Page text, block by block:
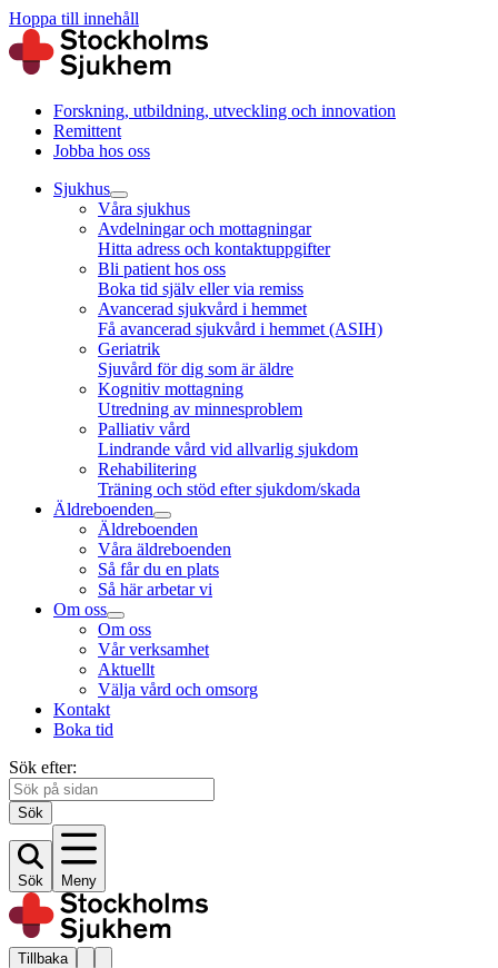
Hoppa till innehåll
Forskning, utbildning, utveckling och innovation
Remittent
Jobba hos oss
Sjukhus
Våra sjukhus
Avdelningar och mottagningar
Hitta adress och kontaktuppgifter
Bli patient hos oss
Boka tid själv eller via remiss
Avancerad sjukvård i hemmet
Få avancerad sjukvård i hemmet (ASIH)
Geriatrik
Sjuvård för dig som är äldre
Kognitiv mottagning
Utredning av minnesproblem
Palliativ vård
Lindrande vård vid allvarlig sjukdom
Rehabilitering
Träning och stöd efter sjukdom/skada
Äldreboenden
Äldreboenden
Våra äldreboenden
Så får du en plats
Så här arbetar vi
Om oss
Om oss
Vår verksamhet
Aktuellt
Välja vård och omsorg
Kontakt
Boka tid
Sök efter:
Sök
Sök Meny
Tillbaka